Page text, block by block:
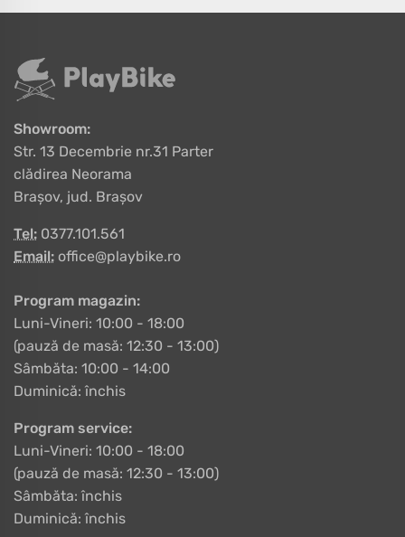
Showroom:
Str. 13 Decembrie nr.31 Parter
clădirea Neorama
Brașov, jud. Brașov
Tel: 0377.101.561
Email: office@playbike.ro
Program magazin:
Luni-Vineri: 10:00 - 18:00
(pauză de masă: 12:30 - 13:00)
Sâmbăta: 10:00 - 14:00
Duminică: închis
Program service:
Luni-Vineri: 10:00 - 18:00
(pauză de masă: 12:30 - 13:00)
Sâmbăta: închis
Duminică: închis